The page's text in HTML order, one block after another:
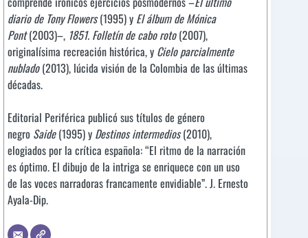
diario de Tony Flowers(1995) y El álbum de Mónica
Pont(2003)–, 1851. Folletín de cabo roto(2007),
originalísima recreación histórica, y Cielo parcialmente
nublado(2013), lúcida visión de la Colombia de las últimas
décadas.
Editorial Periférica publicó sus títulos de género
negro Saide(1995) y Destinos intermedios(2010),
elogiados por la crítica española: “El ritmo de la narración
es óptimo. El dibujo de la intriga se enriquece con un uso
de las voces narradoras francamente envidiable”. J. Ernesto
Ayala-Dip.